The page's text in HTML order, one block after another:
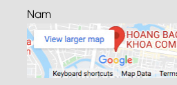
Nam